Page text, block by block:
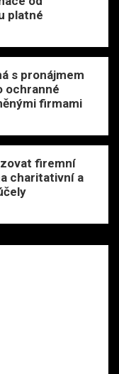
platné
s pronájmem
ochranné
firmami
firemní
charitativní a